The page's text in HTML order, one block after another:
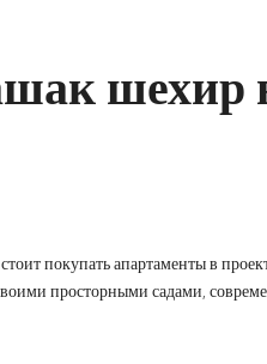
шехир
покупать апартаменты в
просторными садами,